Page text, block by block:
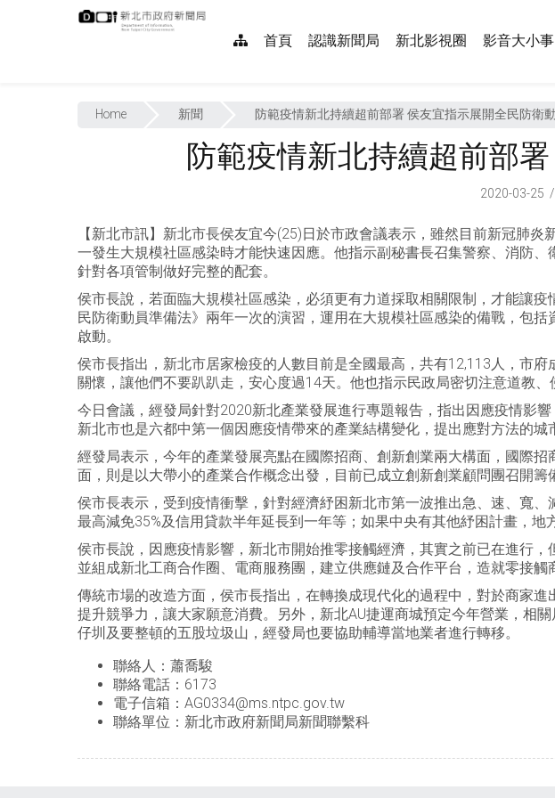
首頁 認識新聞局 新北影視圈 影音大小事
Home 新聞 防範疫情新北持續超前部署 侯友宜指示展開全民防衛
防範疫情新北持續超前部
2020-03-25
【新北市訊】新北市長侯友宜今(25)日於市政會議表示，雖然目前新冠肺
一發生大規模社區感染時才能快速因應。他指示副秘書長召集警察、消防
針對各項管制做好完整的配套。
侯市長說，若面臨大規模社區感染，必須更有力道採取相關限制，才能讓
民防衛動員準備法》兩年一次的演習，運用在大規模社區感染的備戰，包
啟動。
侯市長指出，新北市居家檢疫的人數目前是全國最高，共有12,113人，市
關懷，讓他們不要趴趴走，安心度過14天。他也指示民政局密切注意道教
今日會議，經發局針對2020新北產業發展進行專題報告，指出因應疫情影
新北市也是六都中第一個因應疫情帶來的產業結構變化，提出應對方法的城
經發局表示，今年的產業發展亮點在國際招商、創新創業兩大構面，國際
面，則是以大帶小的產業合作概念出發，目前已成立創新創業顧問團召開籌
侯市長表示，受到疫情衝擊，針對經濟紓困新北市第一波推出急、速、寬
最高減免35%及信用貸款半年延長到一年等；如果中央有其他紓困計畫，地
侯市長說，因應疫情影響，新北市開始推零接觸經濟，其實之前已在進行
並組成新北工商合作圈、電商服務團，建立供應鏈及合作平台，造就零接觸
傳統市場的改造方面，侯市長指出，在轉換成現代化的過程中，對於商家
提升競爭力，讓大家願意消費。另外，新北AU捷運商城預定今年營業，相
仔圳及要整頓的五股垃圾山，經發局也要協助輔導當地業者進行轉移。
聯絡人：蕭喬駿
聯絡電話：6173
電子信箱：AG0334@ms.ntpc.gov.tw
聯絡單位：新北市政府新聞局新聞聯繫科